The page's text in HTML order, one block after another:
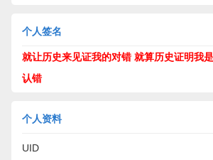
个人签名
就让历史来见证我的对错 就算历史证明
认错
个人资料
UID